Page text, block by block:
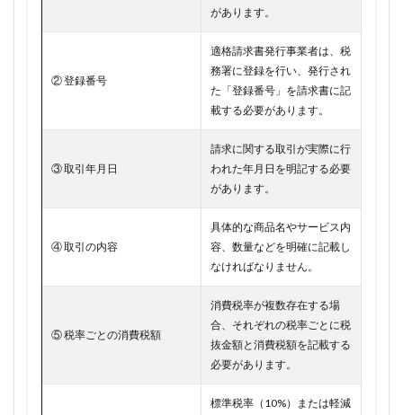
があります。
② 登録番号
適格請求書発行事業者は、税
務署に登録を行い、発行され
た「登録番号」を請求書に記
載する必要があります。
③ 取引年月日
請求に関する取引が実際に行
われた年月日を明記する必要
があります。
④ 取引の内容
具体的な商品名やサービス内
容、数量などを明確に記載し
なければなりません。
⑤ 税率ごとの消費税額
消費税率が複数存在する場
合、それぞれの税率ごとに税
抜金額と消費税額を記載する
必要があります。
標準税率（10%）または軽減